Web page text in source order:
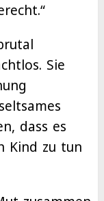
Sie
dass es
Kind zu tun